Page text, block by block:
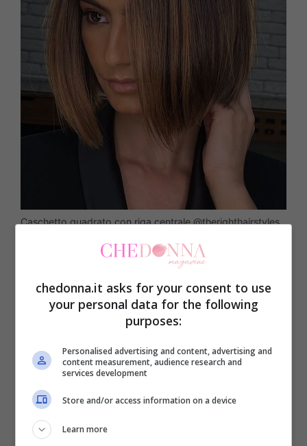
Caschetto quadrato con riga centrale @therighthairstyles
Il Bob anni 90 è un caschetto che arriva
sotto al mento con la classica riga
centrale. Con questo taglio i capelli
cadono ai lati delle guance e tendono a
mascherare le rotondità del viso
sfinendolo, quindi si tratta di un taglio
particolarmente indicato per le donne
formose con un viso paffuto
chedonna.it asks for your consent to use
your personal data for the following
purposes:
Personalised advertising and content, advertising and
content measurement, audience research and
services development
Store and/or access information on a device
Learn more